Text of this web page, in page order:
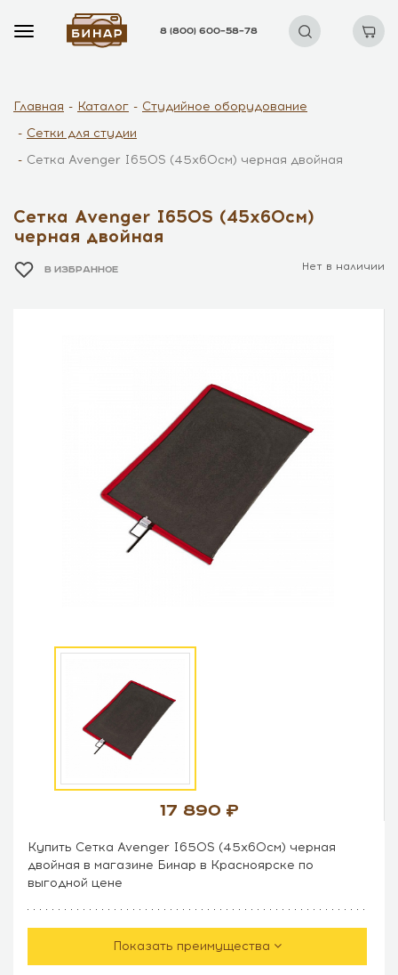
8 (800) 600–58–78
Главная Каталог
Студийное оборудование
Сетки для студии
Сетка Avenger I650S (45х60см) черная двойная
Сетка Avenger I650S (45х60см)
черная двойная
В ИЗБРАННОЕ Нет в наличии
17 890
Купить Сетка Avenger I650S (45х60см) черная
двойная в магазине Бинар в Красноярске по
выгодной цене
Показать преимущества